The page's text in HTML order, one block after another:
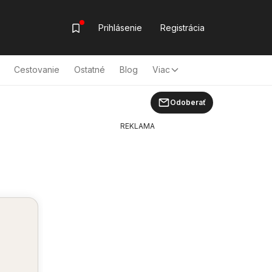
Prihlásenie Registrácia
Cestovanie Ostatné Blog Viac
Odoberať
REKLAMA